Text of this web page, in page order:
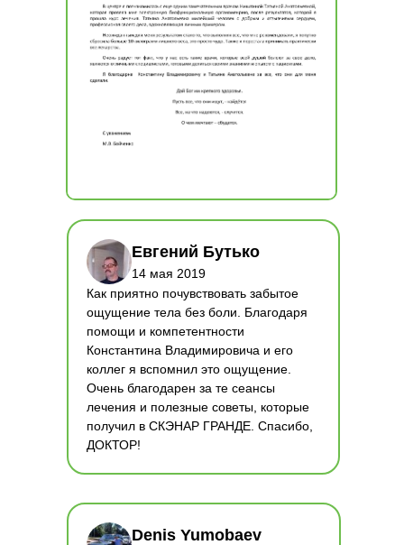
Denis Yumobaev
Евгений Бутько
14 мая 2019
Как приятно почувствовать забытое
ощущение тела без боли. Благодаря
помощи и компетентности
Константина Владимировича и его
коллег я вспомнил это ощущение.
Очень благодарен за те сеансы
лечения и полезные советы, которые
получил в СКЭНАР ГРАНДЕ. Спасибо,
ДОКТОР!